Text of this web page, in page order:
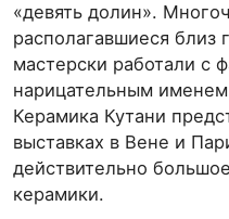
«девять долин».
располагавшиеся близ
мастерски работали с
нарицательным
Керамика Кутани
выставках в Вене и
действительно
керамики.